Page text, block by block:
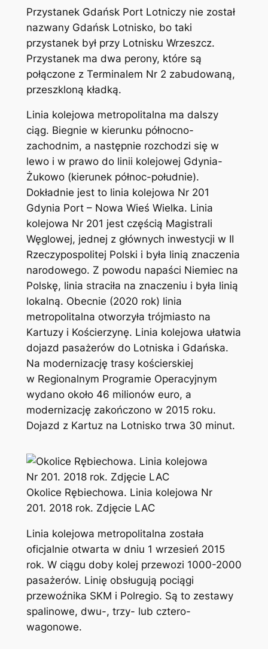
Przystanek Gdańsk Port Lotniczy nie został
nazwany Gdańsk Lotnisko, bo taki
przystanek był przy Lotnisku Wrzeszcz.
Przystanek ma dwa perony, które są
połączone z Terminalem Nr 2 zabudowaną,
przeszkloną kładką.
Linia kolejowa metropolitalna ma dalszy
ciąg. Biegnie w kierunku północno-
zachodnim, a następnie rozchodzi się w
lewo i w prawo do linii kolejowej Gdynia-
Żukowo (kierunek północ-południe).
Dokładnie jest to linia kolejowa Nr 201
Gdynia Port – Nowa Wieś Wielka. Linia
kolejowa Nr 201 jest częścią Magistrali
Węglowej, jednej z głównych inwestycji w II
Rzeczypospolitej Polski i była linią znaczenia
narodowego. Z powodu napaści Niemiec na
Polskę, linia straciła na znaczeniu i była linią
lokalną. Obecnie (2020 rok) linia
metropolitalna otworzyła trójmiasto na
Kartuzy i Kościerzynę. Linia kolejowa ułatwia
dojazd pasażerów do Lotniska i Gdańska.
Na modernizację trasy kościerskiej
w Regionalnym Programie Operacyjnym
wydano około 46 milionów euro, a
modernizację zakończono w 2015 roku.
Dojazd z Kartuz na Lotnisko trwa 30 minut.
Okolice Rębiechowa. Linia kolejowa Nr
201. 2018 rok. Zdjęcie LAC
Linia kolejowa metropolitalna została
oficjalnie otwarta w dniu 1 wrzesień 2015
rok. W ciągu doby kolej przewozi 1000-2000
pasażerów. Linię obsługują pociągi
przewoźnika SKM i Polregio. Są to zestawy
spalinowe, dwu-, trzy- lub cztero-
wagonowe.